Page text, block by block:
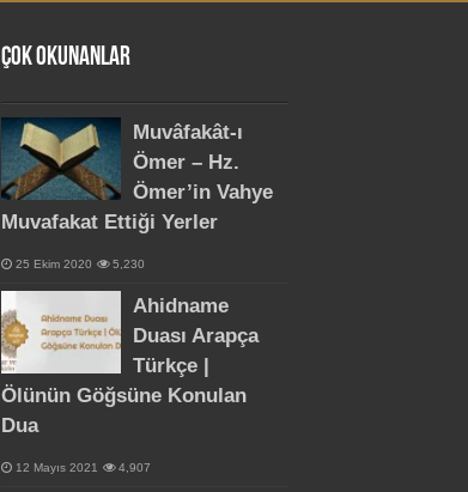
Çok Okunanlar
Muvâfakât-ı
Ömer – Hz.
Ömer’in Vahye
Muvafakat Ettiği Yerler
25 Ekim 2020 5,230
Ahidname
Duası Arapça
Türkçe |
Ölünün Göğsüne Konulan
Dua
12 Mayıs 2021 4,907